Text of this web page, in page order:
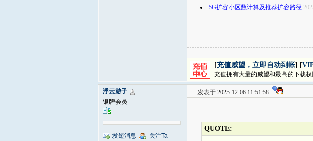
5G扩容小区数计算及推荐扩容路径
[充值威望，立即自动到帐] [
充值拥有大量的威望和最高的下载
浮云游子
银牌会员
发短消息 关注Ta
发表于 2025-12-06 11:51:58
QUOTE: